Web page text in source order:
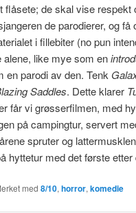
flåsete; de skal vise respekt
de parodierer, og få
i fillebiter (no pun
alene, like mye som en
en parodi av den. Tenk
Saddles. Dette klarer
får vi grøsserfilmen, med
på campingtur, servert
spruter og
hyttetur med det første etter
med 8/10, horror, komedie